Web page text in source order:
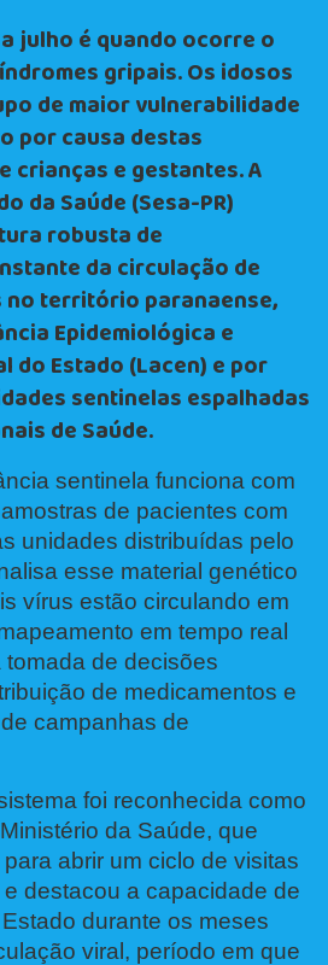
julho é quando ocorre o
gripais. Os idosos
de maior vulnerabilidade
por causa destas
crianças e gestantes. A
da Saúde (Sesa-PR)
robusta de
da circulação de
território paranaense,
Epidemiológica e
do Estado (Lacen) e por
sentinelas espalhadas
de Saúde.
sentinela funciona com
de pacientes com
unidades distribuídas pelo
esse material genético
vírus estão circulando em
em tempo real
de decisões
de medicamentos e
campanhas de
foi reconhecida como
da Saúde, que
abrir um ciclo de visitas
destacou a capacidade de
durante os meses
viral, período em que